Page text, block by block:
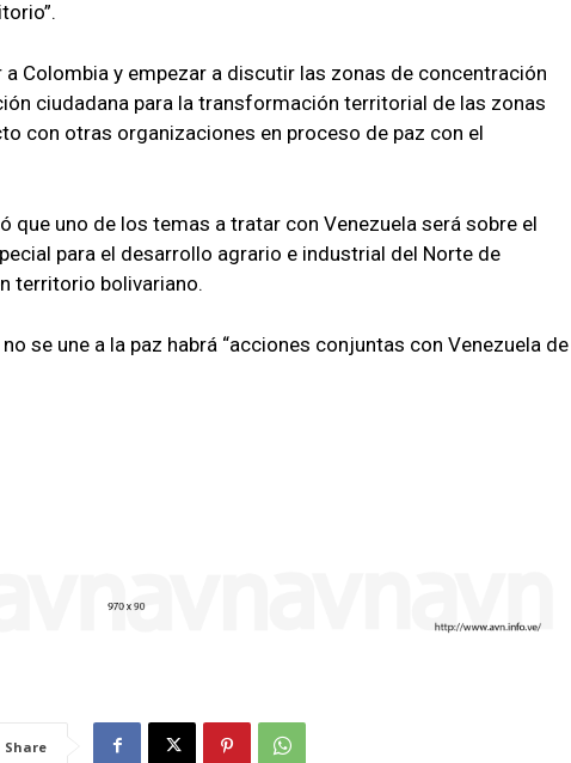
a Colombia y empezar a discutir las zonas de concentración
ciudadana para la transformación territorial de las zonas
con otras organizaciones en proceso de paz con el
que uno de los temas a tratar con Venezuela será sobre el
para el desarrollo agrario e industrial del Norte de
territorio bolivariano.
se une a la paz habrá “acciones conjuntas con Venezuela de
Share